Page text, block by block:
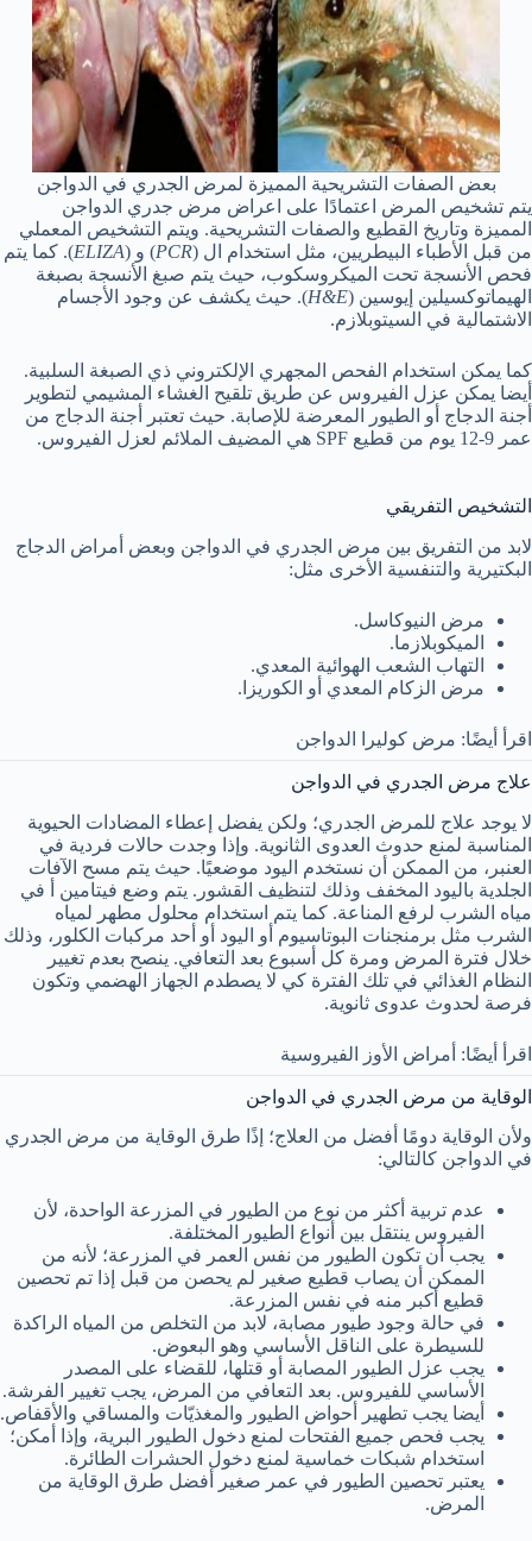
بعض الصفات التشريحية المميزة لمرض الجدري في الدواجن
يتم تشخيص المرض اعتمادًا على اعراض مرض جدري الدواجن
المميزة وتاريخ القطيع والصفات التشريحية. ويتم التشخيص المعملي
من قبل الأطباء البيطريين، مثل استخدام ال (PCR) و (ELIZA). كما يتم
فحص الأنسجة تحت الميكروسكوب، حيث يتم صبغ الأنسجة بصبغة
الهيماتوكسيلين إيوسين (H&E). حيث يكشف عن وجود الأجسام
الاشتمالية في السيتوبلازم.
كما يمكن استخدام الفحص المجهري الإلكتروني ذي الصبغة السلبية.
أيضا يمكن عزل الفيروس عن طريق تلقيح الغشاء المشيمي لتطوير
أجنة الدجاج أو الطيور المعرضة للإصابة. حيث تعتبر أجنة الدجاج من
عمر 9-12 يوم من قطيع SPF هي المضيف الملائم لعزل الفيروس.
التشخيص التفريقي
لابد من التفريق بين مرض الجدري في الدواجن وبعض أمراض الدجاج
البكتيرية والتنفسية الأخرى مثل:
مرض النيوكاسل.
الميكوبلازما.
التهاب الشعب الهوائية المعدي.
مرض الزكام المعدي أو الكوريزا.
اقرأ أيضًا: مرض كوليرا الدواجن
علاج مرض الجدري في الدواجن
لا يوجد علاج للمرض الجدري؛ ولكن يفضل إعطاء المضادات الحيوية
المناسبة لمنع حدوث العدوى الثانوية. وإذا وجدت حالات فردية في
العنبر، من الممكن أن نستخدم اليود موضعيًا. حيث يتم مسح الآفات
الجلدية باليود المخفف وذلك لتنظيف القشور. يتم وضع فيتامين أ في
مياه الشرب لرفع المناعة. كما يتم استخدام محلول مطهر لمياه
الشرب مثل برمنجنات البوتاسيوم أو اليود أو أحد مركبات الكلور، وذلك
خلال فترة المرض ومرة كل أسبوع بعد التعافي. ينصح بعدم تغيير
النظام الغذائي في تلك الفترة كي لا يصطدم الجهاز الهضمي وتكون
فرصة لحدوث عدوى ثانوية.
اقرأ أيضًا: أمراض الأوز الفيروسية
الوقاية من مرض الجدري في الدواجن
ولأن الوقاية دومًا أفضل من العلاج؛ إذًا طرق الوقاية من مرض الجدري
في الدواجن كالتالي:
عدم تربية أكثر من نوع من الطيور في المزرعة الواحدة، لأن
الفيروس ينتقل بين أنواع الطيور المختلفة.
يجب أن تكون الطيور من نفس العمر في المزرعة؛ لأنه من
الممكن أن يصاب قطيع صغير لم يحصن من قبل إذا تم تحصين
قطيع أكبر منه في نفس المزرعة.
في حالة وجود طيور مصابة، لابد من التخلص من المياه الراكدة
للسيطرة على الناقل الأساسي وهو البعوض.
يجب عزل الطيور المصابة أو قتلها، للقضاء على المصدر
الأساسي للفيروس. بعد التعافي من المرض، يجب تغيير الفرشة.
أيضا يجب تطهير أحواض الطيور والمغذيّات والمساقي والأقفاص.
يجب فحص جميع الفتحات لمنع دخول الطيور البرية، وإذا أمكن؛
استخدام شبكات خماسية لمنع دخول الحشرات الطائرة.
يعتبر تحصين الطيور في عمر صغير أفضل طرق الوقاية من
المرض.